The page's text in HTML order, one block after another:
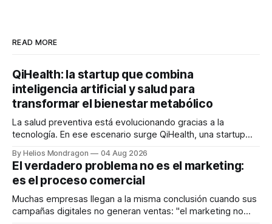
READ MORE
QiHealth: la startup que combina
inteligencia artificial y salud para
transformar el bienestar metabólico
La salud preventiva está evolucionando gracias a la
tecnología. En ese escenario surge QiHealth, una startup
dispositivos inteligentes, inteligencia artificial y monitoreo
en tiempo real para ayudar a las personas a tomar mejores
decisiones sobre su salud metabólica. Su propuesta busca
responder
By Helios Mondragon 04 Aug 2026
El verdadero problema no es el marketing:
es el proceso comercial
Muchas empresas llegan a la misma conclusión cuando sus
campañas digitales no generan ventas: "el marketing no